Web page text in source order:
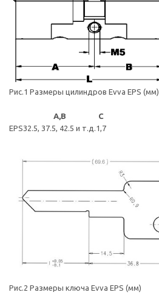
Рис.1 Размеры цилиндров Evva EPS (мм)
A,B
C
EPS32.5, 37.5, 42.5 и т.д.1,7
Рис.2 Размеры ключа Evva EPS (мм)